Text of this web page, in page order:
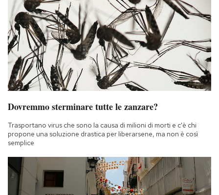
Dovremmo sterminare tutte le zanzare?
Trasportano virus che sono la causa di milioni di morti e c'è chi
propone una soluzione drastica per liberarsene, ma non è così
semplice